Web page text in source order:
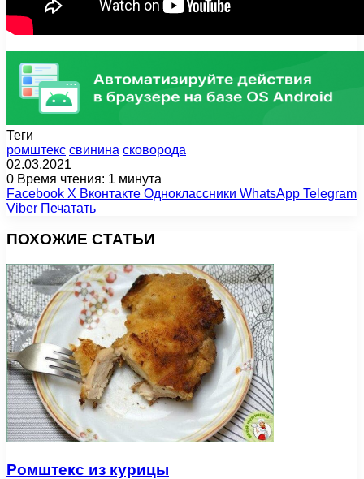
Теги
ромштекс свинина сковорода
02.03.2021
0 Время чтения: 1 минута
Facebook X Вконтакте Одноклассники WhatsApp Telegram
Viber Печатать
ПОХОЖИЕ СТАТЬИ
Ромштекс из курицы